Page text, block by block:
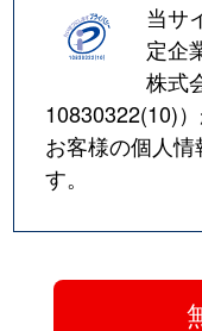
当サ
定企
株式
10830322(10)
お客様の個人
す。